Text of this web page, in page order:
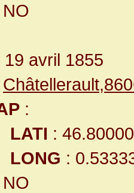
NO
19 avril 1855
:
LATI :
LONG :
NO